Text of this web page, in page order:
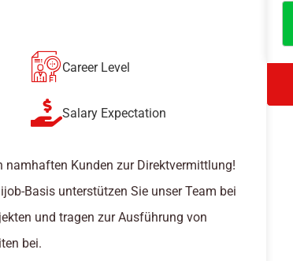
Career Level
Salary Expectation
namhaften Kunden zur Direktvermittlung!
Basis unterstützen Sie unser Team bei
und tragen zur Ausführung von
bei.